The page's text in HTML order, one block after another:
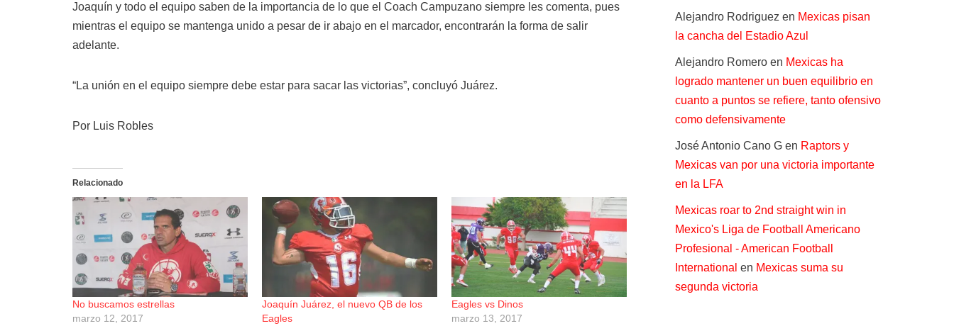
Joaquín y todo el equipo saben de la importancia de lo que el Coach Campuzano siempre les comenta, pues
mientras el equipo se mantenga unido a pesar de ir abajo en el marcador, encontrarán la forma de salir
adelante.
“La unión en el equipo siempre debe estar para sacar las victorias”, concluyó Juárez.
Por Luis Robles
Relacionado
No buscamos estrellas
marzo 12, 2017
Joaquín Juárez, el nuevo QB de los
Eagles
Eagles vs Dinos
marzo 13, 2017
Alejandro Rodriguez en Mexicas pisan
la cancha del Estadio Azul
Alejandro Romero en Mexicas ha
logrado mantener un buen equilibrio en
cuanto a puntos se refiere, tanto ofensivo
como defensivamente
José Antonio Cano G en Raptors y
Mexicas van por una victoria importante
en la LFA
Mexicas roar to 2nd straight win in
Mexico's Liga de Football Americano
Profesional - American Football
International en Mexicas suma su
segunda victoria